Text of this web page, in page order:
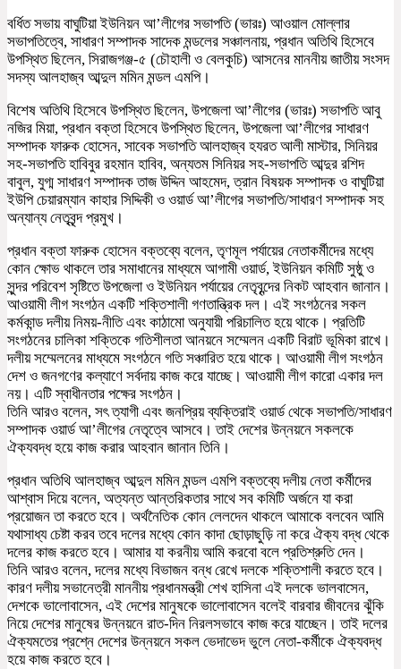
বর্ধিত সভায় বাঘুটিয়া ইউনিয়ন আ’লীগের সভাপতি (ভারঃ) আওয়াল মোল্লার
সভাপতিত্বে, সাধারণ সম্পাদক সাদেক মন্ডলের সঞ্চালনায়, প্রধান অতিথি হিসেবে
উপস্থিত ছিলেন, সিরাজগঞ্জ-৫ (চৌহালী ও বেলকুচি) আসনের মাননীয় জাতীয় সংসদ
সদস্য আলহাজ্ব আব্দুল মমিন মন্ডল এমপি।
বিশেষ অতিথি হিসেবে উপস্থিত ছিলেন, উপজেলা আ’লীগের (ভারঃ) সভাপতি আবু
নজির মিয়া, প্রধান বক্তা হিসেবে উপস্থিত ছিলেন, উপজেলা আ’লীগের সাধারণ
সম্পাদক ফারুক হোসেন, সাবেক সভাপতি আলহাজ্ব হযরত আলী মাস্টার, সিনিয়র
সহ-সভাপতি হাবিবুর রহমান হাবিব, অন্যতম সিনিয়র সহ-সভাপতি আব্দুর রশিদ
বাবুল, যুগ্ম সাধারণ সম্পাদক তাজ উদ্দিন আহমেদ, ত্রান বিষয়ক সম্পাদক ও বাঘুটিয়া
ইউপি চেয়ারম্যান কাহার সিদ্দিকী ও ওয়ার্ড আ’লীগের সভাপতি/সাধারণ সম্পাদক সহ
অন্যান্য নেতৃবৃন্দ প্রমুখ।
প্রধান বক্তা ফারুক হোসেন বক্তব্যে বলেন, তৃণমূল পর্যায়ের নেতাকর্মীদের মধ্যে
কোন ক্ষোভ থাকলে তার সমাধানের মাধ্যমে আগামী ওয়ার্ড, ইউনিয়ন কমিটি সুষ্ঠু ও
সুন্দর পরিবেশ সৃষ্টিতে উপজেলা ও ইউনিয়ন পর্যায়ের নেতৃবৃন্দের নিকট আহবান জানান।
আওয়ামী লীগ সংগঠন একটি শক্তিশালী গণতান্ত্রিক দল। এই সংগঠনের সকল
কর্মকান্ড দলীয় নিময়-নীতি এবং কাঠামো অনুযায়ী পরিচালিত হয়ে থাকে। প্রতিটি
সংগঠনের চালিকা শক্তিকে গতিশীলতা আনয়নে সম্মেলন একটি বিরাট ভূমিকা রাখে।
দলীয় সম্মেলনের মাধ্যমে সংগঠনে গতি সঞ্চারিত হয়ে থাকে। আওয়ামী লীগ সংগঠন
দেশ ও জনগণের কল্যাণে সর্বদায় কাজ করে যাচ্ছে। আওয়ামী লীগ কারো একার দল
নয়। এটি স্বাধীনতার পক্ষের সংগঠন।
তিনি আরও বলেন, সৎ ত্যাগী এবং জনপ্রিয় ব্যক্তিরাই ওয়ার্ড থেকে সভাপতি/সাধারণ
সম্পাদক ওয়ার্ড আ’লীগের নেতৃত্বে আসবে। তাই দেশের উন্নয়নে সকলকে
ঐক্যবদ্ধ হয়ে কাজ করার আহবান জানান তিনি।
প্রধান অতিথি আলহাজ্ব আব্দুল মমিন মন্ডল এমপি বক্তব্যে দলীয় নেতা কর্মীদের
আশ্বাস দিয়ে বলেন, অত্যন্ত আন্তরিকতার সাথে সব কমিটি অর্জনে যা করা
প্রয়োজন তা করতে হবে। অর্থনৈতিক কোন লেলদেন থাকলে আমাকে বলবেন আমি
যথাসাধ্য চেষ্টা করব তবে দলের মধ্যে কোন কাদা ছোড়াছুড়ি না করে ঐক্য বদ্ধ থেকে
দলের কাজ করতে হবে। আমার যা করনীয় আমি করবো বলে প্রতিশ্রুতি দেন।
তিনি আরও বলেন, দলের মধ্যে বিভাজন বন্ধ রেখে দলকে শক্তিশালী করতে হবে।
কারণ দলীয় সভানেত্রী মাননীয় প্রধানমন্ত্রী শেখ হাসিনা এই দলকে ভালবাসেন,
দেশকে ভালোবাসেন, এই দেশের মানুষকে ভালোবাসেন বলেই বারবার জীবনের ঝুঁকি
নিয়ে দেশের মানুষের উন্নয়নে রাত-দিন নিরলসভাবে কাজ করে যাচ্ছেন। তাই দলের
ঐক্যমতের প্রশ্নে দেশের উন্নয়নে সকল ভেদাভেদ ভুলে নেতা-কর্মীকে ঐক্যবদ্ধ
হয়ে কাজ করতে হবে।